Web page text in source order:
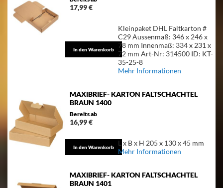
17,99 €
In den Warenkorb
Kleinpaket DHL Faltkarton #
C29 Aussenmaß: 346 x 246 x
78 mm Innenmaß: 334 x 231 x
72 mm Art-Nr: 314500 ID: KT-
35-25-8
Mehr Informationen
MAXIBRIEF- KARTON FALTSCHACHTEL
BRAUN 1400
Bereits ab
16,99 €
In den Warenkorb
L x B x H 205 x 130 x 45 mm
Mehr Informationen
MAXIBRIEF- KARTON FALTSCHACHTEL
BRAUN 1401